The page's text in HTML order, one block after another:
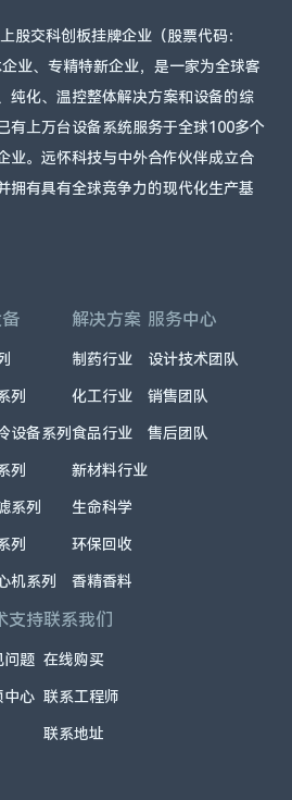
股交科创板挂牌企业（股票代码：
业、专精特新企业，是一家为全球客
纯化、温控整体解决方案和设备的综
有上万台设备系统服务于全球100多个
业。远怀科技与中外合作伙伴成立合
拥有具有全球竞争力的现代化生产基
列
设备系列
列
系列
列
机系列
解决方案
制药行业
化工行业
食品行业
新材料行业
生命科学
环保回收
香精香料
服务中心
设计技术团队
销售团队
售后团队
支持
问题
中心
联系我们
在线购买
联系工程师
联系地址